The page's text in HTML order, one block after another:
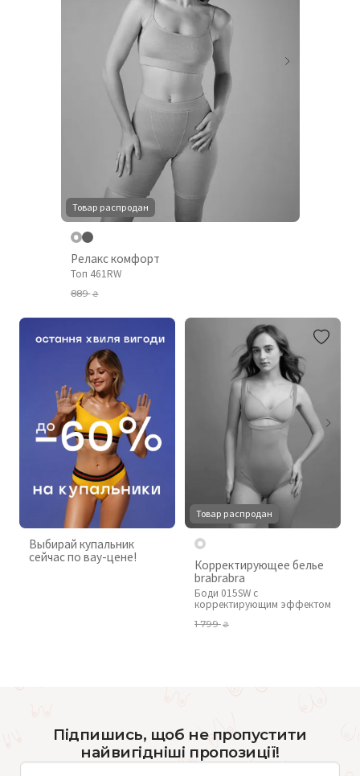
Товар распродан
Релакс комфорт
Топ 461RW
889₴
Выбирай купальник
сейчас по вау-цене!
Товар распродан
Корректирующее белье
brabrabra
Боди 015SW с
корректирующим эффектом
1 799₴
Підпишись, щоб не пропустити
найвигідніші пропозиції!